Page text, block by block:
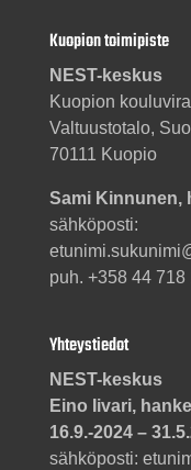
Kuopion toimipiste
NEST-keskus
Kuopion
Valtuustotalo,
70111 Kuopio
Sami Kinnunen,
sähköposti:
puh. +358 44 718
Yhteystiedot
NEST-keskus
Eino Iivari,
16.9.-2024 –
sähköposti: